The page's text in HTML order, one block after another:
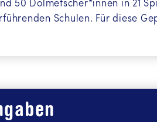
50 Dolmetscher*innen in 21
Schulen. Für diese